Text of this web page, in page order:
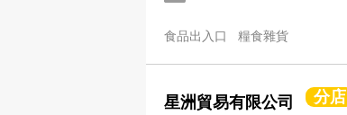
食品出入口 糧食雜貨
星洲貿易有限公司 分店